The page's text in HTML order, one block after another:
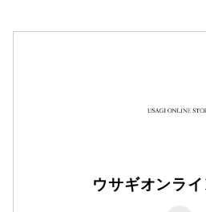
ウサギオンラ